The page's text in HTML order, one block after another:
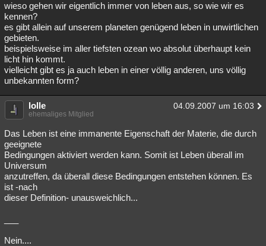
wieso gehen wir eigentlich immer von leben aus, so wie wir es
kennen?
es gibt allein auf unserem planeten genügend leben in unwirtlichen
gebieten.
beispielsweise im aller tiefsten ozean wo absolut überhaupt kein
licht hin kommt.
vielleicht gibt es ja auch leben in einer völlig anderen, uns völlig
unbekannten form?
lolle 04.09.2007 um 16:03
ehemaliges Mitglied
Das Leben ist eine immanente Eigenschaft der Materie, die durch
geeignete
Bedingungen aktiviert werden kann. Somit ist Leben überall im
Universum
anzutreffen, da überall diese Bedingungen entstehen können. Es
ist -nach
dieser Definition- unausweichlich...
Nein....